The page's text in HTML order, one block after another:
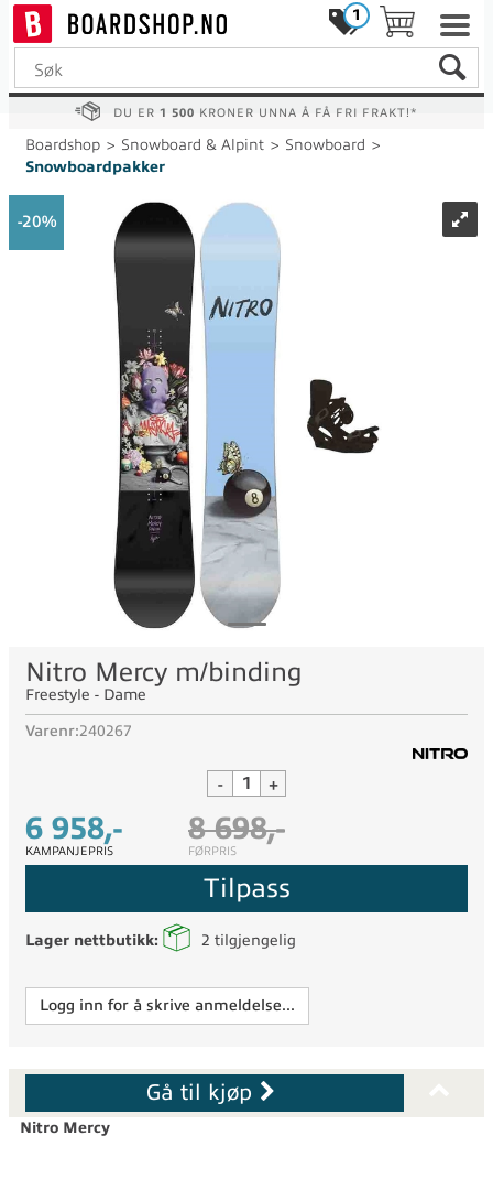
1
DU ER 1 500 KRONER UNNA Å FÅ FRI FRAKT!*
Boardshop>Snowboard & Alpint>Snowboard >
Snowboardpakker
20%
Nitro Mercy m/binding
Freestyle - Dame
Logg inn for å skrive anmeldelse...
Varenr:240267
6 958,-
KAMPANJEPRIS
8 698,-
FØRPRIS
- +
Tilpass
Lager nettbutikk: 2 tilgjengelig
Gå til kjøp
Nitro Mercy